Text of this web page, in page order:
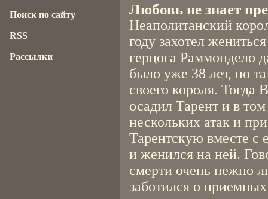
Любовь не знает
Неаполитанский
году захотел
герцога Раммондело
было уже 38 лет, но
своего короля. Тогда
осадил Тарент и в
нескольких атак и
Тарентскую вместе с
и женился на ней.
смерти очень нежно
заботился о
Поиск по сайту
RSS
Рассылки